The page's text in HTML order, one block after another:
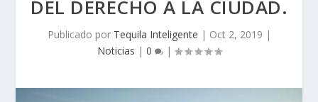
DEL DERECHO A LA CIUDAD.
Publicado por Tequila Inteligente | Oct 2, 2019 |
Noticias | 0 |